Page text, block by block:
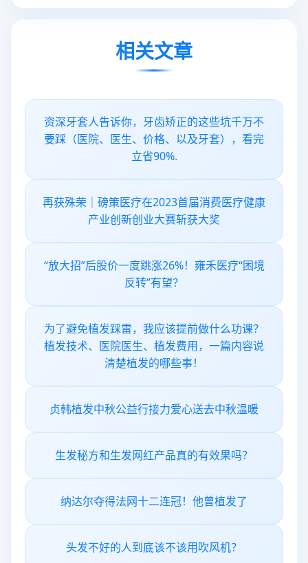
相关文章
资深牙套人告诉你，牙齿矫正的这些坑千万不
要踩（医院、医生、价格、以及牙套），看完
立省90%.
再获殊荣｜磅策医疗在2023首届消费医疗健康
产业创新创业大赛斩获大奖
“放大招”后股价一度跳涨26%！雍禾医疗“困境
反转”有望？
为了避免植发踩雷，我应该提前做什么功课？
植发技术、医院医生、植发费用，一篇内容说
清楚植发的哪些事！
贞韩植发中秋公益行接力爱心送去中秋温暖
生发秘方和生发网红产品真的有效果吗？
纳达尔夺得法网十二连冠！他曾植发了
头发不好的人到底该不该用吹风机？